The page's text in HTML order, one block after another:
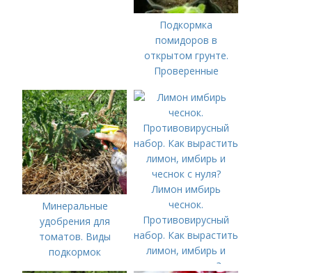
Подкормка
помидоров в
открытом грунте.
Проверенные
минеральные
удобрения
Минеральные
удобрения для
томатов. Виды
подкормок
Лимон имбирь
чеснок.
Противовирусный
набор. Как вырастить
лимон, имбирь и
чеснок с нуля?